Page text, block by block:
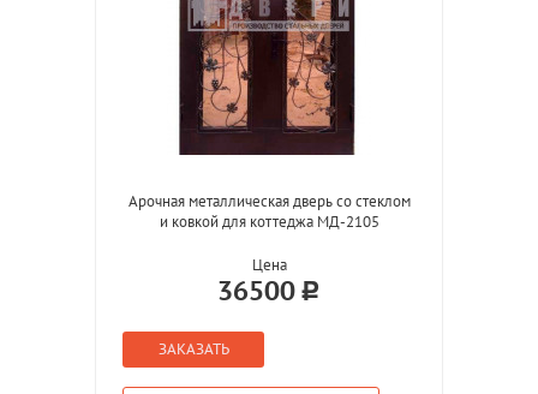
Арочная металлическая дверь со стеклом
и ковкой для коттеджа МД-2105
Цена
36500
ЗАКАЗАТЬ